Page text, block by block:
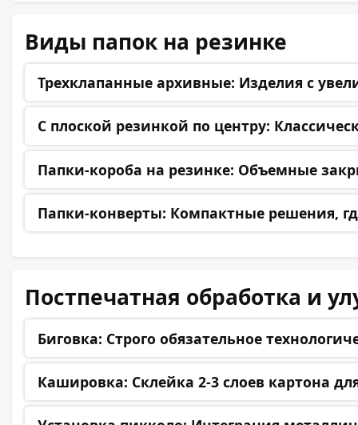
Виды папок на резинке
Трехклапанные архивные: Изделия с
С плоской резинкой по центру:
Папки-короба на резинке: Объемные
Папки-конверты: Компактные решения,
Постпечатная обработка и
Биговка: Строго обязательное
Кашировка: Склейка 2-3 слоев картона